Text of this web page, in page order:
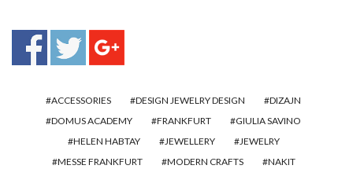
ACCESSORIES DESIGN JEWELRY DESIGN
DIZAJN
DOMUS ACADEMY
FRANKFURT
GIULIA SAVINO
HELEN HABTAY
JEWELLERY
JEWELRY
MESSE FRANKFURT
MODERN CRAFTS
NAKIT